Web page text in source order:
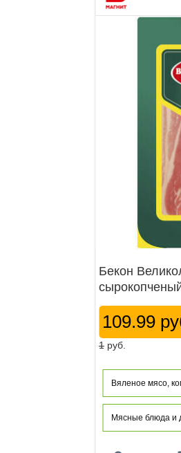
Бекон
109.99
1 руб.
Вяленое мясо,
Мясные блюда и